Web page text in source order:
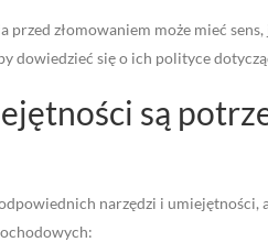
złomowaniem może mieć
dowiedzieć się o ich polityce
są
narzędzi i